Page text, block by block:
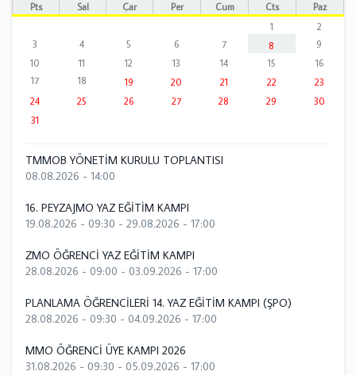
Pts Sal Çar Per Cum Cts
Paz
1
2
3
4 5 6 7 8
9
10
11 12 13 14 15
16
17
18 19 20 21 22
23
24
25 26 27 28 29
30
31
TMMOB YÖNETİM KURULU TOPLANTISI
08.08.2026 - 14:00
16. PEYZAJMO YAZ EĞİTİM KAMPI
19.08.2026 - 09:30 - 29.08.2026 - 17:00
ZMO ÖĞRENCİ YAZ EĞİTİM KAMPI
28.08.2026 - 09:00 - 03.09.2026 - 17:00
PLANLAMA ÖĞRENCİLERİ 14. YAZ EĞİTİM KAMPI (ŞPO)
28.08.2026 - 09:30 - 04.09.2026 - 17:00
MMO ÖĞRENCİ ÜYE KAMPI 2026
31.08.2026 - 09:30 - 05.09.2026 - 17:00